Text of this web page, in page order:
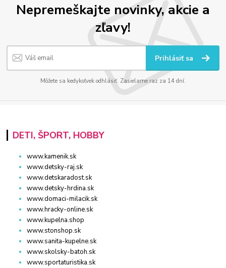
Nepremeškajte novinky, akcie a
zľavy!
Prihlásiť sa
Môžete sa kedykoľvek odhlásiť. Zasielame raz za 14 dní.
DETI, ŠPORT, HOBBY
www.kamenik.sk
www.detsky-raj.sk
www.detskaradost.sk
www.detsky-hrdina.sk
www.domaci-milacik.sk
www.hracky-online.sk
www.kupelna.shop
www.stonshop.sk
www.sanita-kupelne.sk
www.skolsky-batoh.sk
www.sportaturistika.sk